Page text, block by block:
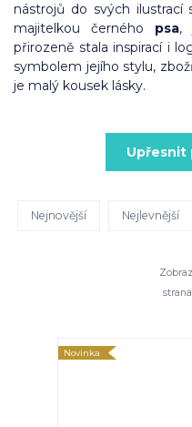
nástrojů do svých ilustrací
majitelkou černého psa,
přirozeně stala inspirací i
symbolem jejího stylu,
je malý kousek lásky.
Upřesnit
Nejnovější Nejlevnější
strana
Novinka